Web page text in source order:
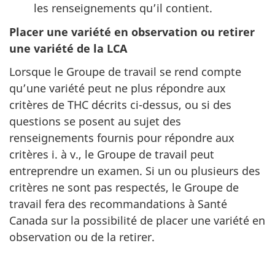
les renseignements qu’il contient.
Placer une variété en observation ou retirer
une variété de la LCA
Lorsque le Groupe de travail se rend compte
qu’une variété peut ne plus répondre aux
critères de THC décrits ci-dessus, ou si des
questions se posent au sujet des
renseignements fournis pour répondre aux
critères i. à v., le Groupe de travail peut
entreprendre un examen. Si un ou plusieurs des
critères ne sont pas respectés, le Groupe de
travail fera des recommandations à Santé
Canada sur la possibilité de placer une variété en
observation ou de la retirer.